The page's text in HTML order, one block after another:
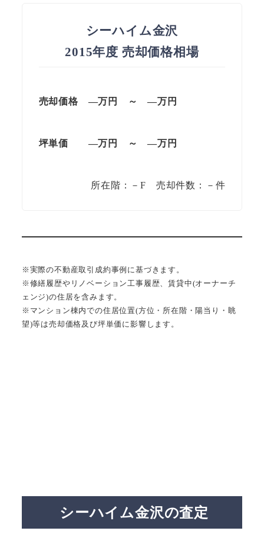
シーハイム金沢
2015年度 売却価格相場
売却価格 —万円 ～ —万円
坪単価 —万円 ～—万円
所在階：－F 売却件数：－件
※実際の不動産取引成約事例に基づきます。
※修繕履歴やリノベーション工事履歴、賃貸中(オーナーチ
ェンジ)の住居を含みます。
※マンション棟内での住居位置(方位・所在階・陽当り・眺
望)等は売却価格及び坪単価に影響します。
シーハイム金沢の査定